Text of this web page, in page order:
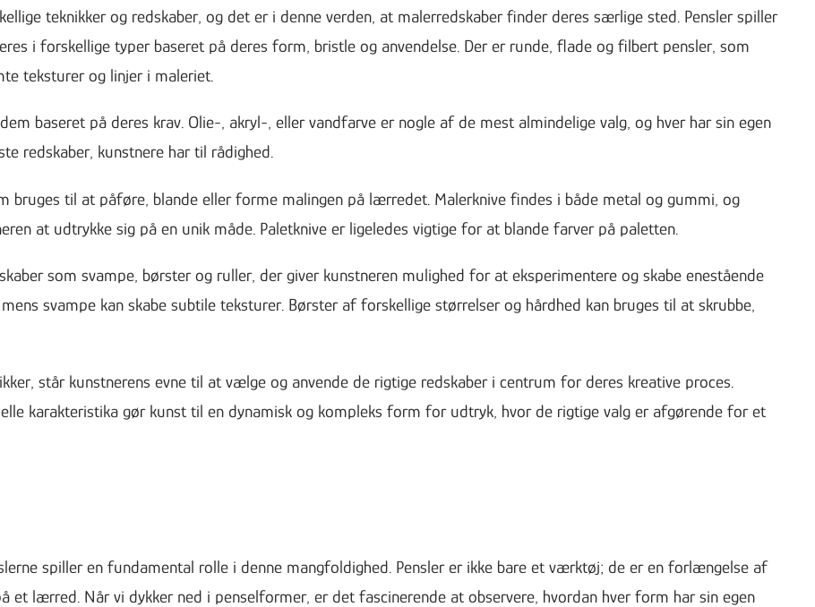
teknikker og redskaber, og det er i denne verden, at malerredskaber finder deres særlige sted. Pensler spiller
i forskellige typer baseret på deres form, bristle og anvendelse. Der er runde, flade og filbert pensler, som
teksturer og linjer i maleriet.
baseret på deres krav. Olie-, akryl-, eller vandfarve er nogle af de mest almindelige valg, og hver har sin egen
redskaber, kunstnere har til rådighed.
bruges til at påføre, blande eller forme malingen på lærredet. Malerknive findes i både metal og gummi, og
at udtrykke sig på en unik måde. Paletknive er ligeledes vigtige for at blande farver på paletten.
som svampe, børster og ruller, der giver kunstneren mulighed for at eksperimentere og skabe enestående
svampe kan skabe subtile teksturer. Børster af forskellige størrelser og hårdhed kan bruges til at skrubbe,
står kunstnerens evne til at vælge og anvende de rigtige redskaber i centrum for deres kreative proces.
karakteristika gør kunst til en dynamisk og kompleks form for udtryk, hvor de rigtige valg er afgørende for et
spiller en fundamental rolle i denne mangfoldighed. Pensler er ikke bare et værktøj; de er en forlængelse af
et lærred. Når vi dykker ned i penselformer, er det fascinerende at observere, hvordan hver form har sin egen